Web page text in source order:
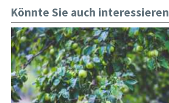
Könnte Sie auch interessieren